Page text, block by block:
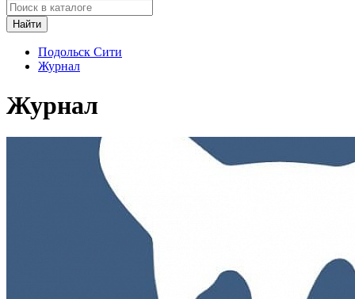
Найти
Подольск Сити
Журнал
Журнал